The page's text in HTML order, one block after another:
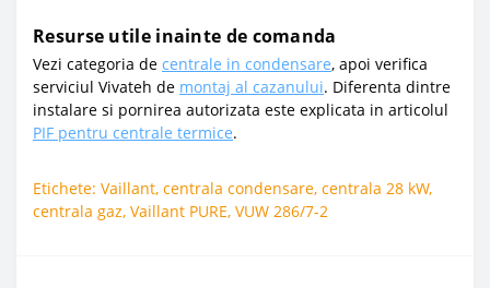
Resurse utile inainte de comanda
Vezi categoria de centrale in condensare, apoi verifica
serviciul Vivateh de montaj al cazanului. Diferenta dintre
instalare si pornirea autorizata este explicata in articolul
PIF pentru centrale termice.
Etichete: Vaillant, centrala condensare, centrala 28 kW,
centrala gaz, Vaillant PURE, VUW 286/7-2